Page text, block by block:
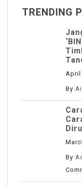
TRENDING
April
By
By